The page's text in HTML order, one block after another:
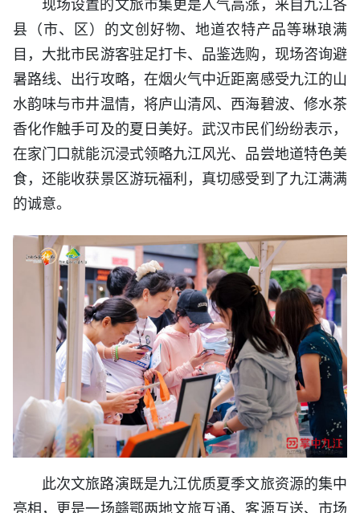
县（市、区）的文创好物、地道农特产品等琳琅满
目，大批市民游客驻足打卡、品鉴选购，现场咨询避
暑路线、出行攻略，在烟火气中近距离感受九江的山
水韵味与市井温情，将庐山清风、西海碧波、修水茶
香化作触手可及的夏日美好。武汉市民们纷纷表示，
在家门口就能沉浸式领略九江风光、品尝地道特色美
食，还能收获景区游玩福利，真切感受到了九江满满
的诚意。
此次文旅路演既是九江优质夏季文旅资源的集中
亮相，更是一场赣鄂两地文旅互通、客源互送、市场